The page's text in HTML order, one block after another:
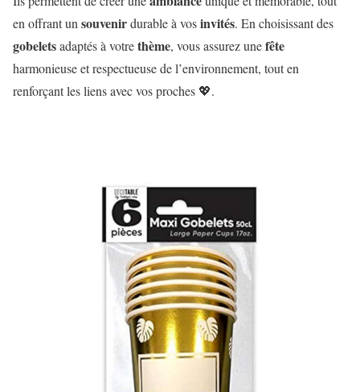
en offrant un souvenirdurable à vosinvités. En choisissant des
gobeletsadaptés à votrethème, vous assurez unefête
harmonieuse et respectueuse de l’environnement, tout en
renforçant les liens avec vos proches 💖.